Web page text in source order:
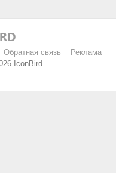
Обратная связь
Реклама
IconBird